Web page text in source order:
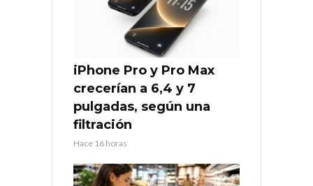
iPhone Pro y Pro Max
crecerían a 6,4 y 7
pulgadas, según una
filtración
Hace 16 horas